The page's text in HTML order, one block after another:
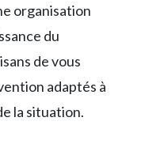
organisation
du
de vous
adaptés à
la situation.